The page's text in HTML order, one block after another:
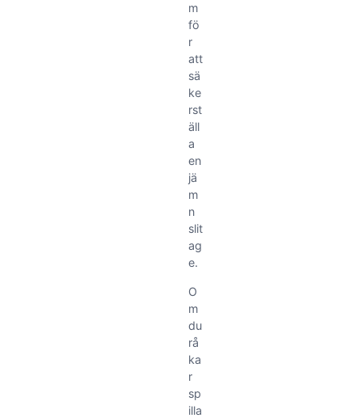
m
fö
r
att
sä
ke
rst
äll
a
en
jä
m
n
slit
ag
e.
O
m
du
rå
ka
r
sp
illa